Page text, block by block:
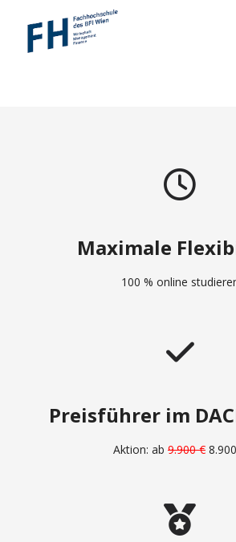
Maximale
100 % online
Preisführer im
Aktion: ab 9.900 €